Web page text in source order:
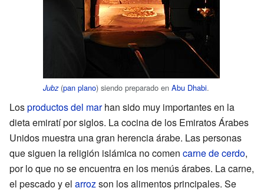
Jubz(pan plano) siendo preparado en Abu Dhabi.
Losproductos del marhan sido muy importantes en la
dieta emiratí por siglos. La cocina de los Emiratos Árabes
Unidos muestra una gran herencia árabe. Las personas
que siguen la religión islámica no comen carne de cerdo,
por lo que no se encuentra en los menús árabes. La carne,
el pescado y el arrozson los alimentos principales. Se